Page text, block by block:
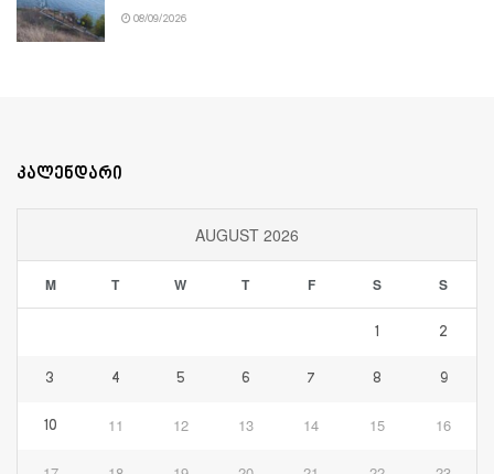
08/09/2026
კალენდარი
AUGUST 2026
M T W T F S S
1 2
3 4 5 6 7 8 9
10 11 12 13 14 15 16